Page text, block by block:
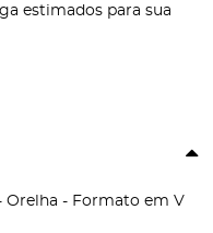
estimados para sua
Orelha - Formato em V